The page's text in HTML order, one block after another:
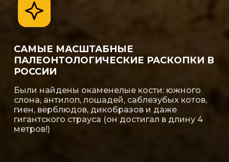
САМЫЕ МАСШТАБНЫЕ
ПАЛЕОНТОЛОГИЧЕСКИЕ РАСКОПКИ В
РОССИИ
Были найдены окаменелые кости: южного
слона, антилоп, лошадей, саблезубых котов,
гиен, верблюдов, дикобразов и даже
гигантского страуса (он достигал в длину 4
метров!)